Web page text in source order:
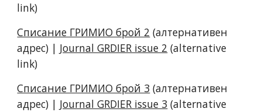
link)
Списание ГРИМИО брой 2 (алтернативен
адрес) | Journal GRDIER issue 2 (alternative
link)
Списание ГРИМИО брой 3 (алтернативен
адрес) | Journal GRDIER issue 3 (alternative